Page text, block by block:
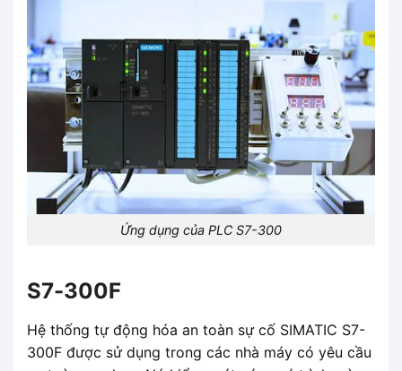
Ứng dụng của PLC S7-300
S7-300F
Hệ thống tự động hóa an toàn sự cố SIMATIC S7-
300F được sử dụng trong các nhà máy có yêu cầu